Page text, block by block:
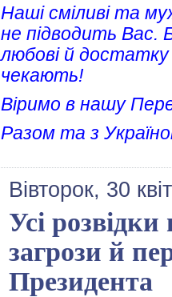
Наші сміливі та
не підводить Вас.
любові й
чекають!
Віримо в нашу
Разом та з
Вівторок, 30
Усі
загрози й
Президента